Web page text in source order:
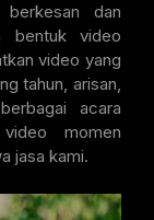
dan
bentuk video
video yang
tahun, arisan,
acara
momen
jasa kami.